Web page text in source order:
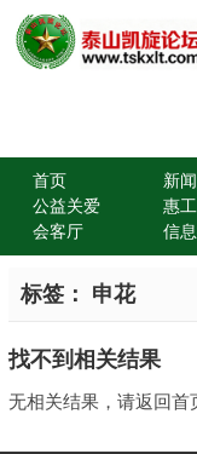
首页 新
公益关爱
惠
会客厅
信
标签： 申花
找不到相关结果
无相关结果，请返回首